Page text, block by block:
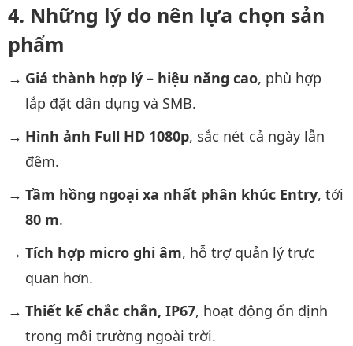
Những lý do nên lựa chọn sản
phẩm
Giá thành hợp lý – hiệu năng cao, phù hợp
lắp đặt dân dụng và SMB.
Hình ảnh Full HD 1080p, sắc nét cả ngày lẫn
đêm.
Tầm hồng ngoại xa nhất phân khúc Entry, tới
80 m.
Tích hợp micro ghi âm, hỗ trợ quản lý trực
quan hơn.
Thiết kế chắc chắn, IP67, hoạt động ổn định
trong môi trường ngoài trời.